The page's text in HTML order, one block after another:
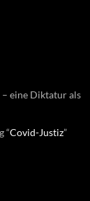
eine Diktatur als
“Covid-Justiz”